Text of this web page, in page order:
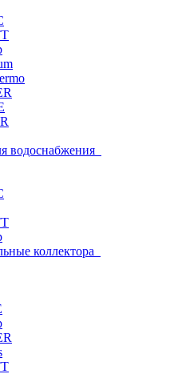
водоснабжения
коллектора